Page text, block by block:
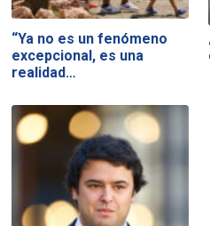
“Ya no es un fenómeno
excepcional, es una
realidad…